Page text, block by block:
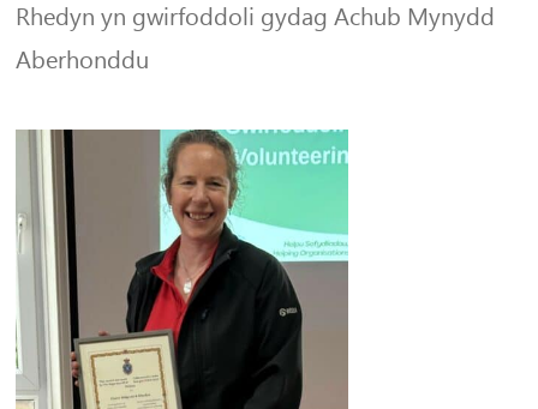
Rhedyn yn gwirfoddoli gydag Achub Mynydd
Aberhonddu